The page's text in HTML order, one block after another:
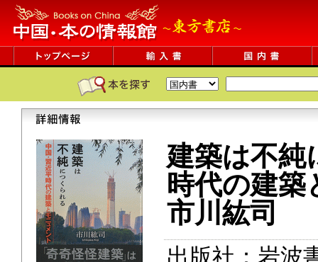
建築は不
時代の建築
市川紘司
出版社：岩波